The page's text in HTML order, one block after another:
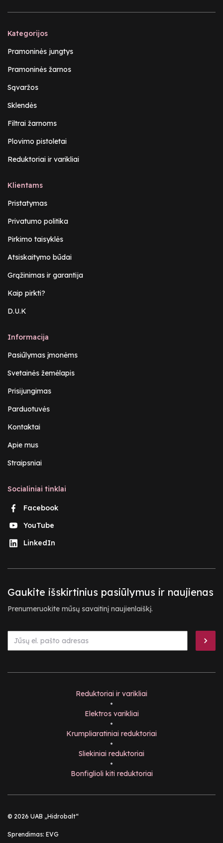
Kategorijos
Pramoninės jungtys
Pramoninės žarnos
Sąvaržos
Sklendės
Filtrai žarnoms
Plovimo pistoletai
Reduktoriai ir varikliai
Klientams
Pristatymas
Privatumo politika
Pirkimo taisyklės
Atsiskaitymo būdai
Grąžinimas ir garantija
Kaip pirkti?
D.U.K
Informacija
Pasiūlymas įmonėms
Svetainės žemėlapis
Prisijungimas
Parduotuvės
Kontaktai
Apie mus
Straipsniai
Socialiniai tinklai
Facebook
YouTube
LinkedIn
Gaukite išskirtinius pasiūlymus ir naujienas
Prenumeruokite mūsų savaitinį naujienlaiškį.
Reduktoriai ir varikliai
•
Elektros varikliai
•
Krumpliaratiniai reduktoriai
•
Sliekiniai reduktoriai
•
Bonfiglioli kiti reduktoriai
© 2026 UAB „Hidrobalt“
Sprendimas: EVG